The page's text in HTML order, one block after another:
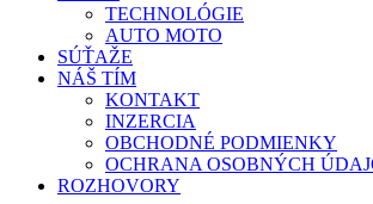
TECHNOLÓGIE
AUTO MOTO
SÚŤAŽE
NÁŠ TÍM
KONTAKT
INZERCIA
OBCHODNÉ PODMIENKY
OCHRANA OSOBNÝCH
ROZHOVORY